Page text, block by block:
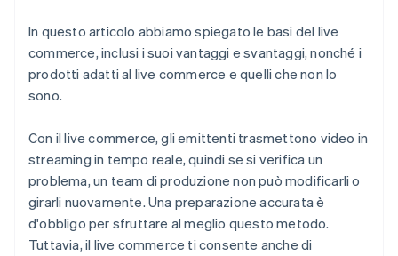
In questo articolo abbiamo spiegato le basi del live
commerce, inclusi i suoi vantaggi e svantaggi, nonché i
prodotti adatti al live commerce e quelli che non lo
sono.
Con il live commerce, gli emittenti trasmettono video in
streaming in tempo reale, quindi se si verifica un
problema, un team di produzione non può modificarli o
girarli nuovamente. Una preparazione accurata è
d'obbligo per sfruttare al meglio questo metodo.
Tuttavia, il live commerce ti consente anche di